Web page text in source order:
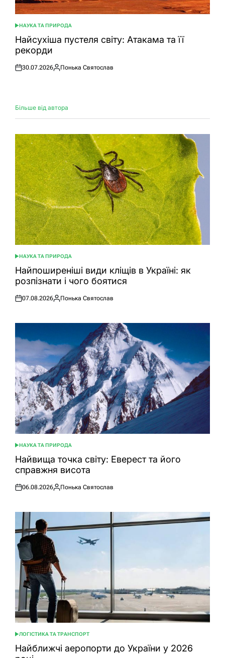
ОПУБЛІКУВАТИ
У
НАУКА ТА ПРИРОДА
Найсухіша пустеля світу: Атакама та її
рекорди
Оприлюднено
30.07.2026
Опубліковано
Понька Святослав
Більше від автора
ОПУБЛІКУВАТИ
У
НАУКА ТА ПРИРОДА
Найпоширеніші види кліщів в Україні: як
розпізнати і чого боятися
Оприлюднено
07.08.2026
Опубліковано
Понька Святослав
ОПУБЛІКУВАТИ
У
НАУКА ТА ПРИРОДА
Найвища точка світу: Еверест та його
справжня висота
Оприлюднено
06.08.2026
Опубліковано
Понька Святослав
ОПУБЛІКУВАТИ
У
ЛОГІСТИКА ТА ТРАНСПОРТ
Найближчі аеропорти до України у 2026